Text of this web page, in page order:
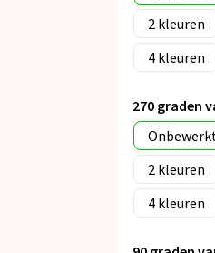
2
4
270 graden
2
4